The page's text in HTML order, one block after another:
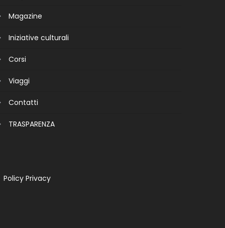
Magazine
Iniziative culturali
Corsi
Viaggi
Contatti
TRASPARENZA
Policy Privacy